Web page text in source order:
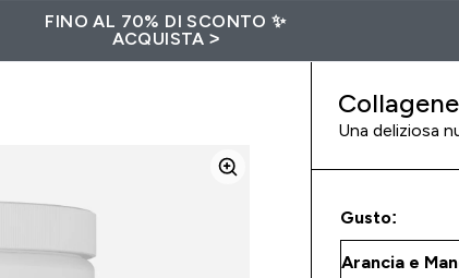
FINO AL 70% DI SCONTO ✨
ACQUISTA >
Una deliziosa
Gusto: